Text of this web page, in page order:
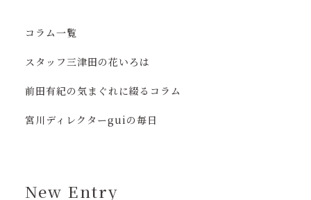
コラム一覧
スタッフ三津田の花いろは
前田有紀の気まぐれに綴るコラム
宮川ディレクターguiの毎日
New Entry